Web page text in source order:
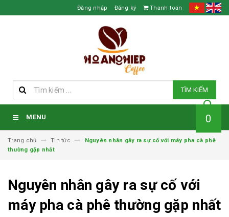
Đăng nhập Đăng ký Thanh toán
TÌM KIẾM
MENU 0
Trang chủ Tin tức
Nguyên nhân gây ra sự cố với máy pha cà phê
thường gặp nhất
Nguyên nhân gây ra sự cố với
máy pha cà phê thường gặp nhất